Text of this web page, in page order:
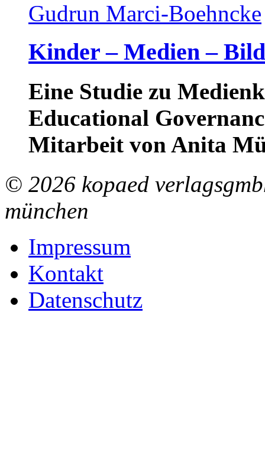
Gudrun Marci-Boehncke
Kinder – Medien –
Eine Studie zu
Educational
Mitarbeit von Anita
© 2026 kopaed
münchen
Impressum
Kontakt
Datenschutz